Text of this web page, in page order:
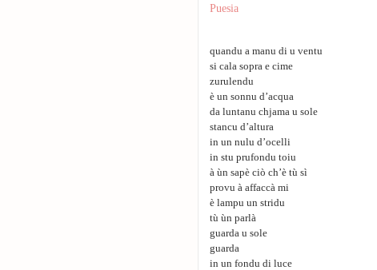
Puesia
quandu a manu di u ventu
si cala sopra e cime
zurulendu
è un sonnu d’acqua
da luntanu chjama u sole
stancu d’altura
in un nulu d’ocelli
in stu prufondu toiu
à ùn sapè ciò ch’è tù sì
provu à affaccà mi
è lampu un stridu
tù ùn parlà
guarda u sole
guarda
in un fondu di luce